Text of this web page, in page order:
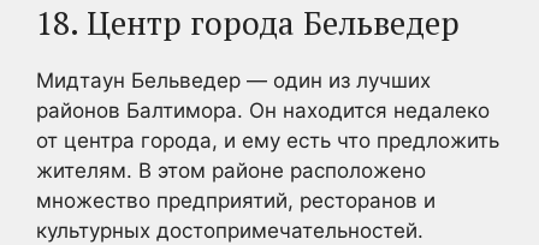
18. Центр города Бельведер
Мидтаун Бельведер — один из лучших
районов Балтимора. Он находится недалеко
от центра города, и ему есть что предложить
жителям. В этом районе расположено
множество предприятий, ресторанов и
культурных достопримечательностей.